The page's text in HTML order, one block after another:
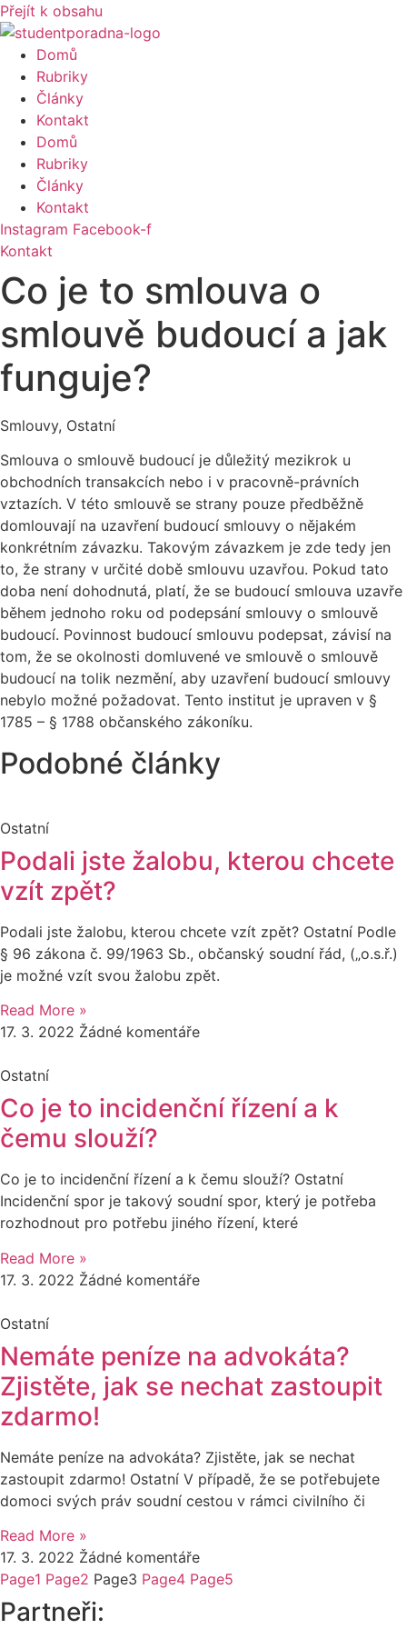
Přejít k obsahu
Domů
Rubriky
Články
Kontakt
Domů
Rubriky
Články
Kontakt
Instagram Facebook-f
Kontakt
Co je to smlouva o
smlouvě budoucí a jak
funguje?
Smlouvy, Ostatní
Smlouva o smlouvě budoucí je důležitý mezikrok u
obchodních transakcích nebo i v pracovně-právních
vztazích. V této smlouvě se strany pouze předběžně
domlouvají na uzavření budoucí smlouvy o nějakém
konkrétním závazku. Takovým závazkem je zde tedy jen
to, že strany v určité době smlouvu uzavřou. Pokud tato
doba není dohodnutá, platí, že se budoucí smlouva uzavře
během jednoho roku od podepsání smlouvy o smlouvě
budoucí. Povinnost budoucí smlouvu podepsat, závisí na
tom, že se okolnosti domluvené ve smlouvě o smlouvě
budoucí na tolik nezmění, aby uzavření budoucí smlouvy
nebylo možné požadovat. Tento institut je upraven v §
1785 – § 1788 občanského zákoníku.
Podobné články
Ostatní
Podali jste žalobu, kterou chcete
vzít zpět?
Podali jste žalobu, kterou chcete vzít zpět? Ostatní Podle
§ 96 zákona č. 99/1963 Sb., občanský soudní řád, („o.s.ř.)
je možné vzít svou žalobu zpět.
Read More »
17. 3. 2022 Žádné komentáře
Ostatní
Co je to incidenční řízení a k
čemu slouží?
Co je to incidenční řízení a k čemu slouží? Ostatní
Incidenční spor je takový soudní spor, který je potřeba
rozhodnout pro potřebu jiného řízení, které
Read More »
17. 3. 2022 Žádné komentáře
Ostatní
Nemáte peníze na advokáta?
Zjistěte, jak se nechat zastoupit
zdarmo!
Nemáte peníze na advokáta? Zjistěte, jak se nechat
zastoupit zdarmo! Ostatní V případě, že se potřebujete
domoci svých práv soudní cestou v rámci civilního či
Read More »
17. 3. 2022 Žádné komentáře
Page1 Page2 Page3 Page4 Page5
Partneři: